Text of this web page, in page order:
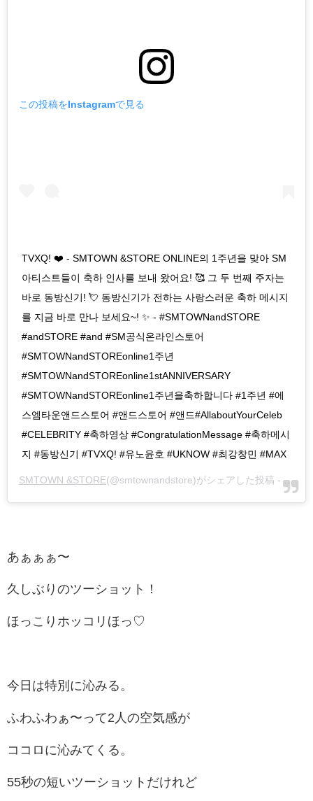
この投稿をInstagramで見る
TVXQ! ❤️ - SMTOWN &STORE ONLINE의 1주년을 맞아 SM
아티스트들이 축하 인사를 보내 왔어요! 🥰 그 두 번째 주자는
바로 동방신기! 💘 동방신기가 전하는 사랑스러운 축하 메시지
를 지금 바로 만나 보세요~! ✨ - #SMTOWNandSTORE
#andSTORE #and #SM공식온라인스토어
#SMTOWNandSTOREonline1주년
#SMTOWNandSTOREonline1stANNIVERSARY
#SMTOWNandSTOREonline1주년을축하합니다 #1주년 #에
스엠타운앤드스토어 #앤드스토어 #앤드#AllaboutYourCeleb
#CELEBRITY #축하영상 #CongratulationMessage #축하메시
지 #동방신기 #TVXQ! #유노윤호 #UKNOW #최강창민 #MAX
SMTOWN &STORE(@smtownandstore)がシェアした投稿 -2020
あぁぁぁ〜
久しぶりのツーショット！
ほっこりホッコリほっ♡
今日は特別に沁みる。
ふわふわぁ〜って2人の空気感が
ココロに沁みてくる。
55秒の短いツーショットだけれど